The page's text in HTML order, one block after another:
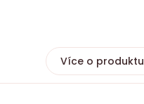
Více o produktu